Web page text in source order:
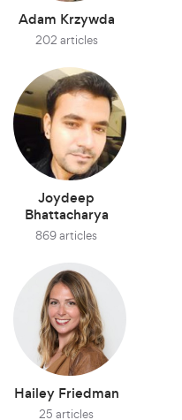
Adam Krzywda
202 articles
Joydeep
Bhattacharya
869 articles
Hailey Friedman
25 articles